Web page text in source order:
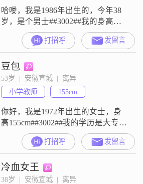
哈喽，我是1986年出生的，今年38
岁，是个男士##3002##我的身高是
180cm##3002##目前我的月收入在
12001到20000元这个区间##3002##
我的工作地点在宣城##3002##我的
学历是大专##3002##关于我的一些
个人特征，我是一个理性冷静的
人，平时遇到事情习惯先冷静下来
思考##3002##同
打招呼 发留言
豆包
53岁  |  安徽宣城  |  离异
小学教师
155cm
你好，我是1972年出生的女士，身
高155cm##3002##我的学历是大专，
现在在宣城工作，月收入在5001到
8000元之间##3002##我的性格比较
善解人意，平时也比较独立自信，
随和易相处##3002##我是一个热爱
生活的人，也懂得享受当下
打招呼 发留言
冷血女王
38岁  |  安徽宣城  |  离异